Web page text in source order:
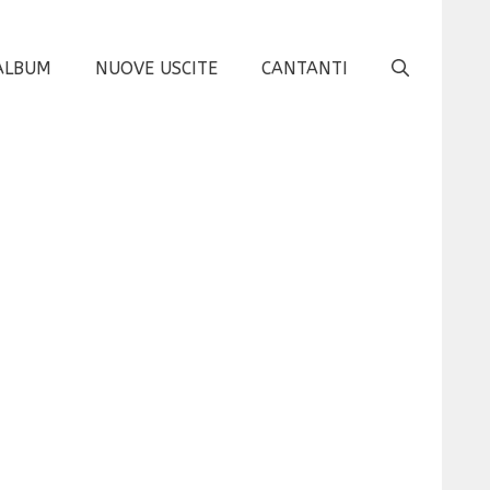
NUOVE USCITE CANTANTI